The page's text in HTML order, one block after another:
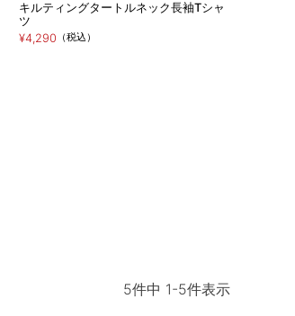
キルティングタートルネック長袖Tシャ
ツ
¥4,290 （税込）
5件中 1-5件表示